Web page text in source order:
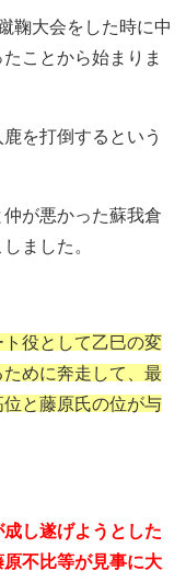
鞠大会をした時に中
ことから始まりま
を打倒するという
が悪かった蘇我倉
ました。
役として乙巳の変
めに奔走して、最
と藤原氏の位が与
し遂げようとした
不比等が見事に大